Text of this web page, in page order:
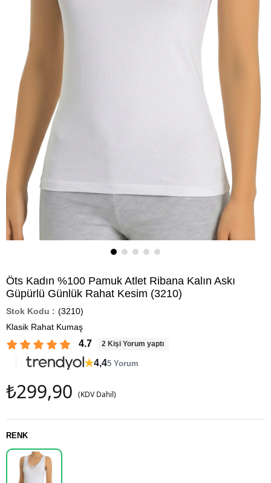
Öts Kadın %100 Pamuk Atlet Ribana Kalın Askı
Güpürlü Günlük Rahat Kesim (3210)
(3210)
Klasik Rahat Kumaş
4.7 2 Kişi Yorum yaptı
★4,45 Yorum
₺299,90 (KDV Dahil)
RENK